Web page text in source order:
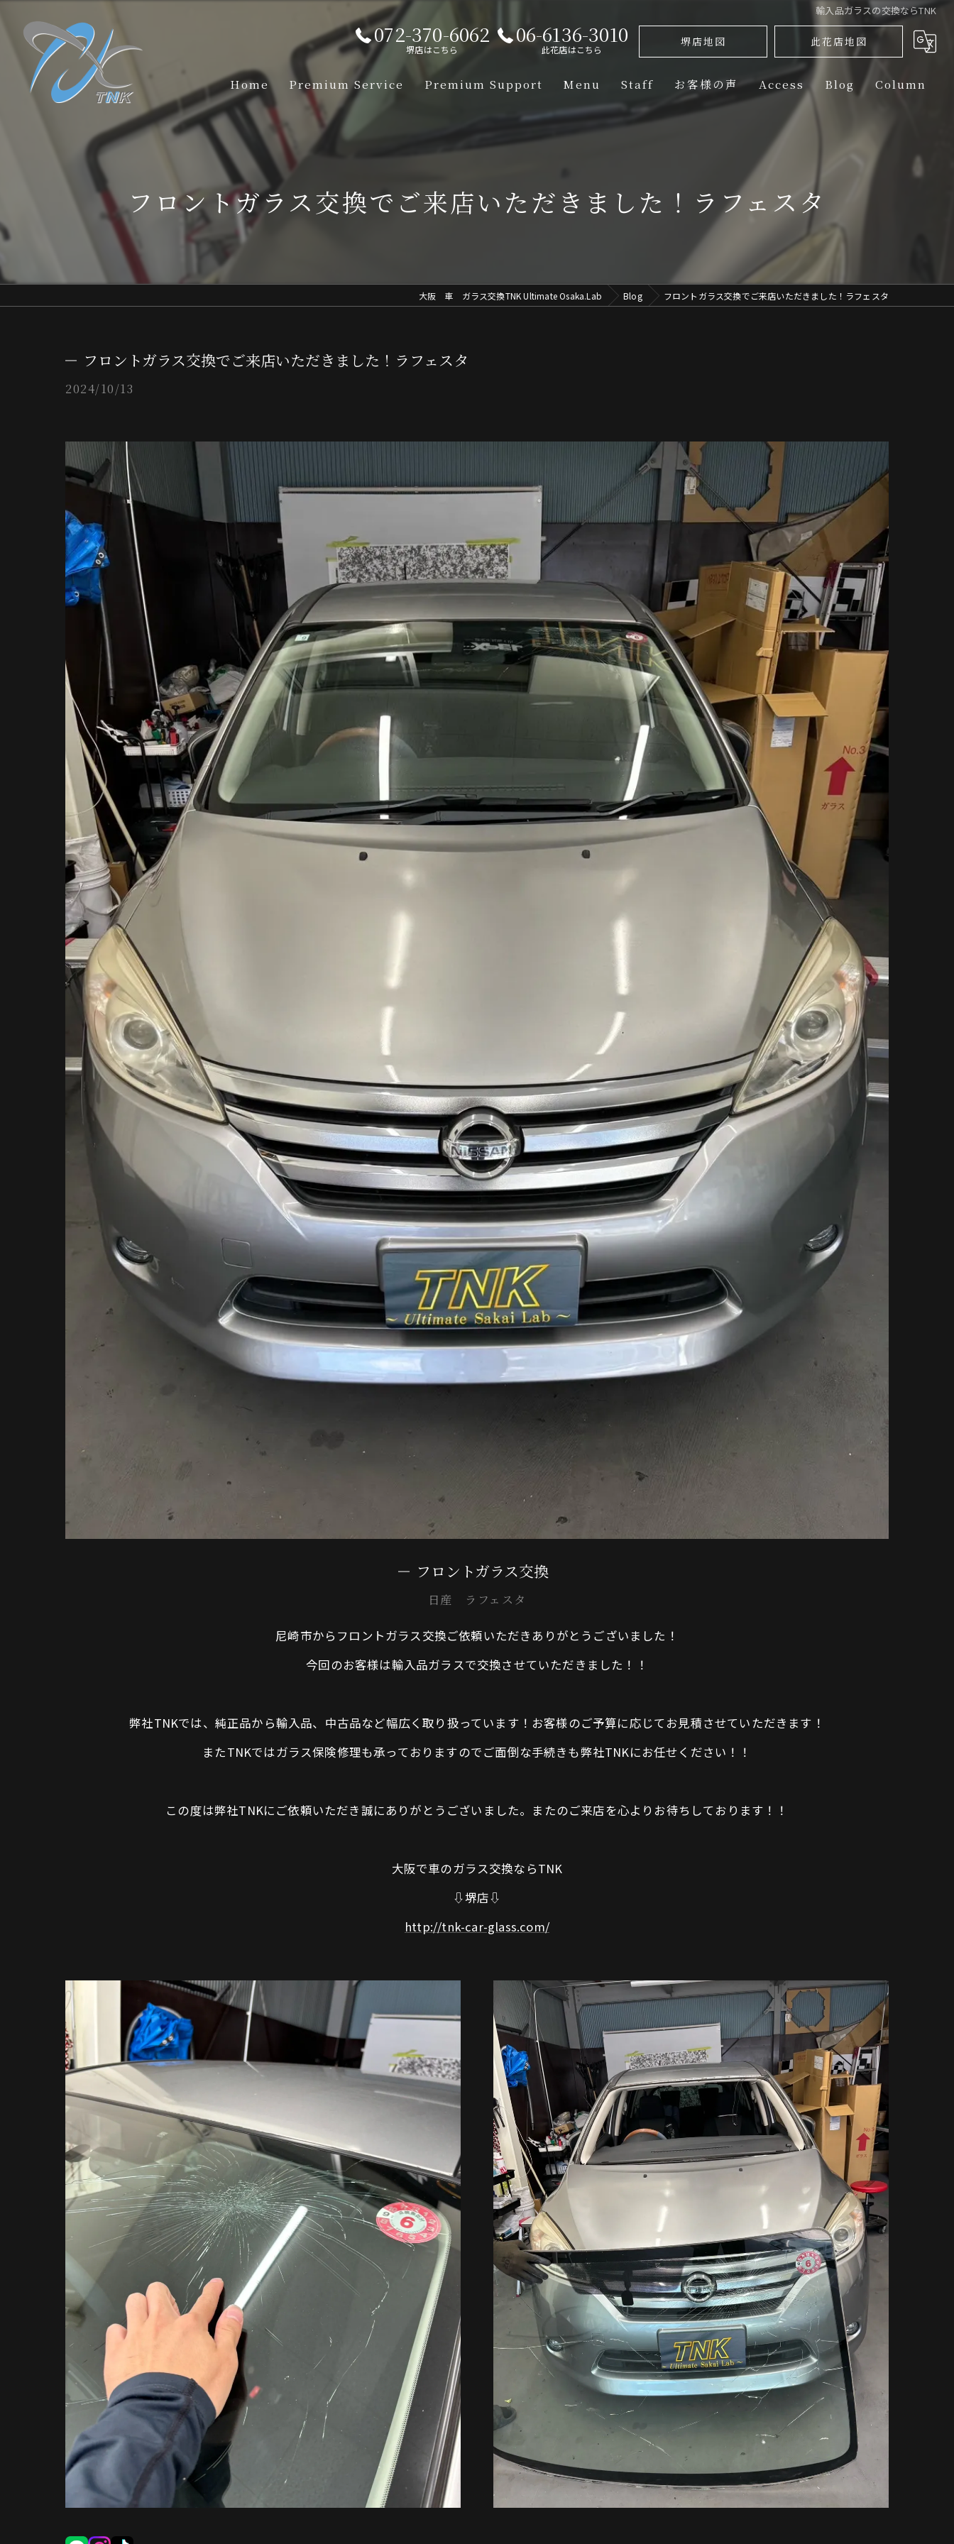
輸入品ガラスの交換ならTNK
072-370-6062
堺店はこちら
06-6136-3010
此花店はこちら
堺店地図 此花店地図
Home Premium Service Premium Support Menu
【Lamborghini】PPF（PAINT PROTECTION FILM） 部位別ラインナップ
【Mclaren】PPF（PAINT PROTECTION FILM） 部位別ラインナップ
【Aston-Martin】PPF（PAINT PROTECTION FILM） 部位別ラインナップ
【Porsche】PPF（PAINT PROTECTION FILM） 部位別ラインナップ
【Ferrari】PPF（PAINT PROTECTION FILM） 部位別ラインナップ
【Mercedes-Benz】PPF（PAINT PROTECTION FILM） 部位別ラインナップ
【Bentley】PPF（PAINT PROTECTION FILM） 部位別ラインナップ
【BMW】PPF（PAINT PROTECTION FILM） 部位別ラインナップ
Staff お客様の声 Access Blog Column
フロントガラス交換でご来店いただきました！ラフェスタ
大阪 車 ガラス交換TNK Ultimate Osaka.Lab Blog フロントガラス交換でご来店いただきました！ラフェスタ
フロントガラス交換でご来店いただきました！ラフェスタ
2024/10/13
フロントガラス交換
日産 ラフェスタ
尼崎市からフロントガラス交換ご依頼いただきありがとうございました！
今回のお客様は輸入品ガラスで交換させていただきました！！
弊社TNKでは、純正品から輸入品、中古品など幅広く取り扱っています！お客様のご予算に応じてお見積させていただきます！
またTNKではガラス保険修理も承っておりますのでご面倒な手続きも弊社TNKにお任せください！！
この度は弊社TNKにご依頼いただき誠にありがとうございました。またのご来店を心よりお待ちしております！！
大阪で車のガラス交換ならTNK
⇩堺店⇩
http://tnk-car-glass.com/